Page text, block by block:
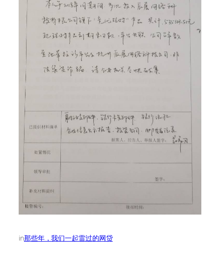
in那些年，我们一起雷过的网贷